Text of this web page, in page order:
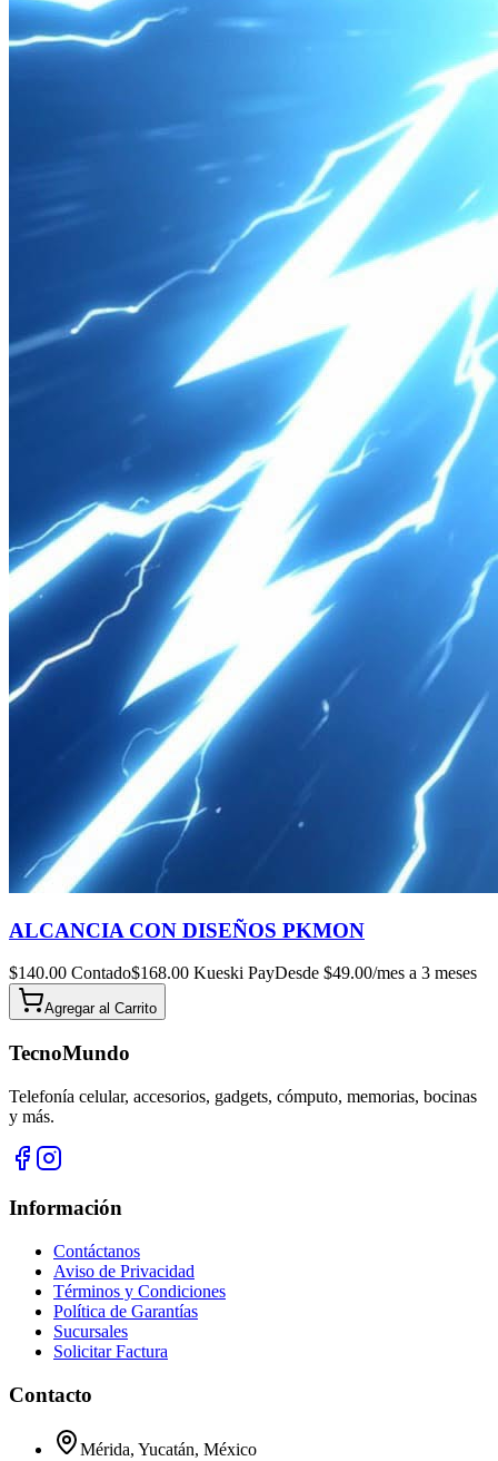
ALCANCIA CON DISEÑOS PKMON
$140.00 Contado$168.00 Kueski PayDesde $49.00/mes a 3 meses
Agregar al Carrito
TecnoMundo
Telefonía celular, accesorios, gadgets, cómputo, memorias, bocinas
y más.
Información
Contáctanos
Aviso de Privacidad
Términos y Condiciones
Política de Garantías
Sucursales
Solicitar Factura
Contacto
Mérida, Yucatán, México